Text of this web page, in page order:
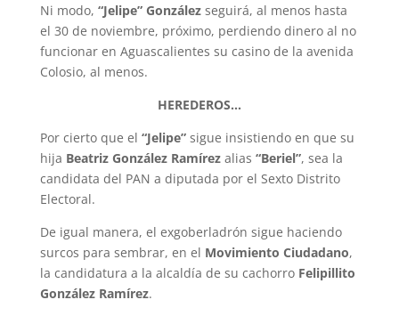
Ni modo, “Jelipe” González seguirá, al menos hasta
el 30 de noviembre, próximo, perdiendo dinero al no
funcionar en Aguascalientes su casino de la avenida
Colosio, al menos.
HEREDEROS…
Por cierto que el “Jelipe” sigue insistiendo en que su
hija Beatriz González Ramírez alias “Beriel”, sea la
candidata del PAN a diputada por el Sexto Distrito
Electoral.
De igual manera, el exgoberladrón sigue haciendo
surcos para sembrar, en el Movimiento Ciudadano,
la candidatura a la alcaldía de su cachorro Felipillito
González Ramírez.